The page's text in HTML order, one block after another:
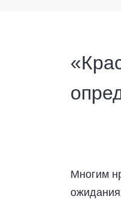
Многим